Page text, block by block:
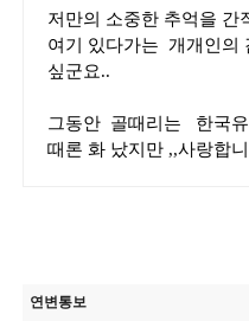
저만의 소중한 추억을 간
여기 있다가는 개개인의
싶군요..
그동안 골때리는 한국유
때론 화 났지만 ,,사랑합
연변통보